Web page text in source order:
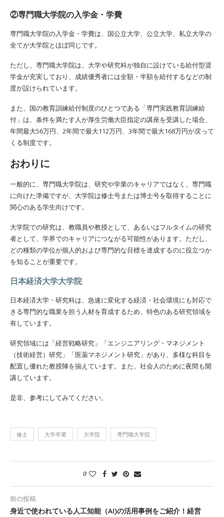
②専門職大学院の入学金・学費
専門職大学院の入学金・学費は、国公立大学、公立大学、私立大学の
全てが大学院とほぼ同じです。
ただし、専門職大学院は、大学や研究科が独自に設けている給付型奨
学金が充実しており、成績優秀者には全額・半額を給付するなどの制
度が設けられています。
また、国の教育訓練給付制度のひとつである「専門実践教育訓練給
付」は、条件を満たす人が厚生労働大臣指定の講座を受講した場合、
年間最大56万円、2年間で最大112万円、3年間で最大168万円が戻って
くる制度です。
おわりに
一般的に、専門職大学院は、研究や学業のキャリアではなく、専門職
に向けた準備ですが、大学院は修士号または博士号を取得することに
関心のある学生向けです。
大学院での研究は、教職員や教授として、あるいはフルタイムの研究
者として、学界でのキャリアにつながる可能性があります。ただし、
どの種類の学位が個人的および専門的な目標を達成するのに役立つか
を知ることが重要です。
日本経済大学大学院
日本経済大学・研究科は、急速に変化する経済・社会環境にも対応で
きる専門的な職業を担う人材を育成するため、特色のある研究領域を
有しています。
研究領域には「経営戦略研究」「エンジニアリング・マネジメント
（技術経営）研究」「医薬マネジメント研究」があり、多様な科目を
配置し優れた教授陣を揃えています。また、社会人のために夜間も開
講しています。
是非、参考にしてみてください。
修士 大学卒業 大学院 専門職大学院
0
前の投稿
身近で使われている人工知能（AI)の活用事例をご紹介！経営